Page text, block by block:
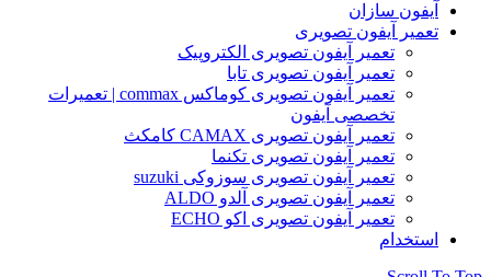
آیفون سازان
تعمیر آیفون تصویری
تعمیر آیفون تصویری الکتروپیک
تعمیر آیفون تصویری تابا
تعمیر آیفون تصویری کوماکس commax | تعمیرات
تخصصی آیفون
تعمیر آیفون تصویری CAMAX کامکث
تعمیر آیفون تصویری تکنما
تعمیر آیفون تصویری سوزوکی suzuki
تعمیر آیفون تصویری آلدو ALDO
تعمیر آیفون تصویری اکو ECHO
استخدام